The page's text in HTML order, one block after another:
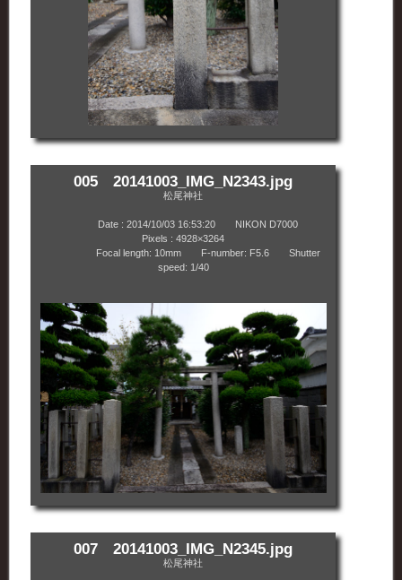
005 20141003_IMG_N2343.jpg
松尾神社
Date : 2014/10/03 16:53:20 NIKON D7000
Pixels : 4928×3264
Focal length: 10mm F-number: F5.6 Shutter
speed: 1/40
007 20141003_IMG_N2345.jpg
松尾神社